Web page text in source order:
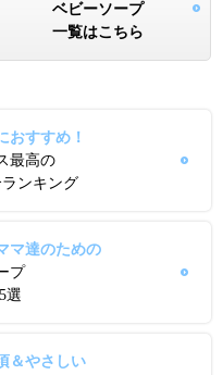
ベビーソープ
一覧はこちら
おすすめ！
最高の
ンキング
マ達のための
プ
選
＆やさしい